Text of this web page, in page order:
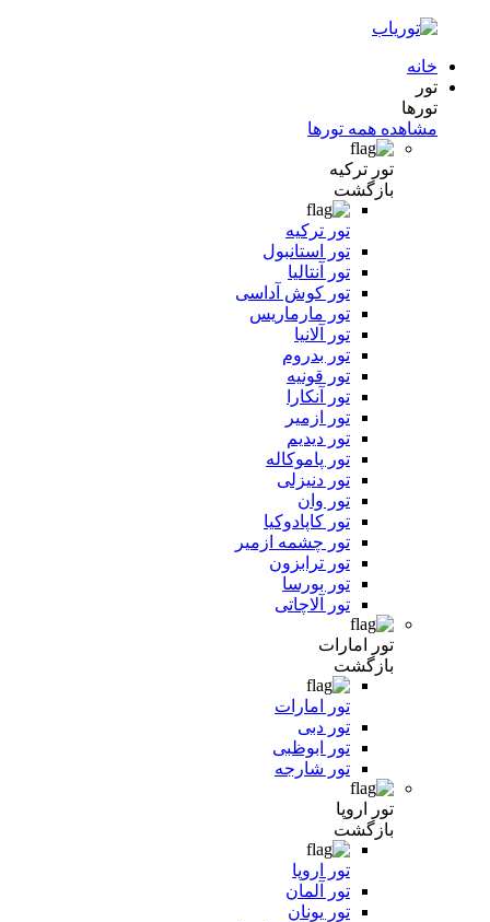
خانه
تور
تورها
مشاهده همه تورها
تور ترکیه
بازگشت
تور ترکیه
تور استانبول
تور آنتالیا
تور کوش آداسی
تور مارماریس
تور آلانیا
تور بدروم
تور قونیه
تور آنکارا
تور ازمیر
تور دیدیم
تور پاموکاله
تور دنیزلی
تور وان
تور کاپادوکیا
تور چشمه ازمیر
تور ترابزون
تور بورسا
تور آلاچاتی
تور امارات
بازگشت
تور امارات
تور دبی
تور ابوظبی
تور شارجه
تور اروپا
بازگشت
تور اروپا
تور آلمان
تور یونان